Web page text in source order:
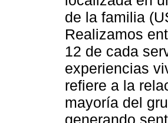
de la familia
Realizamos
12 de cada
experiencias
refiere a la
mayoría del
generando